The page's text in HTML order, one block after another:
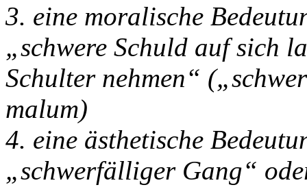
3. eine moralische
„schwere Schuld auf sich
Schulter nehmen“
malum)
4. eine ästhetische
„schwerfälliger Gang“